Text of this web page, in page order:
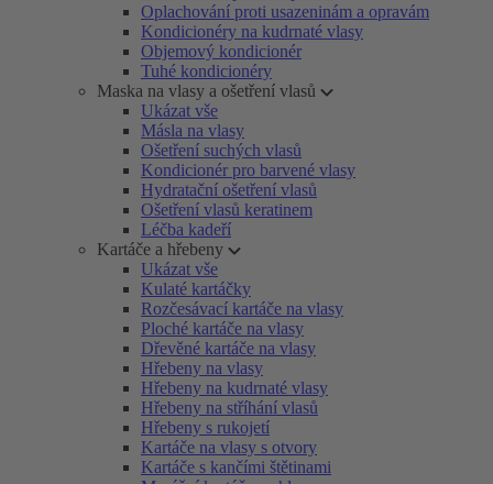
Oplachování proti usazeninám a opravám
Kondicionéry na kudrnaté vlasy
Objemový kondicionér
Tuhé kondicionéry
Maska na vlasy a ošetření vlasů
Ukázat vše
Másla na vlasy
Ošetření suchých vlasů
Kondicionér pro barvené vlasy
Hydratační ošetření vlasů
Ošetření vlasů keratinem
Léčba kadeří
Kartáče a hřebeny
Ukázat vše
Kulaté kartáčky
Rozčesávací kartáče na vlasy
Ploché kartáče na vlasy
Dřevěné kartáče na vlasy
Hřebeny na vlasy
Hřebeny na kudrnaté vlasy
Hřebeny na stříhání vlasů
Hřebeny s rukojetí
Kartáče na vlasy s otvory
Kartáče s kančími štětinami